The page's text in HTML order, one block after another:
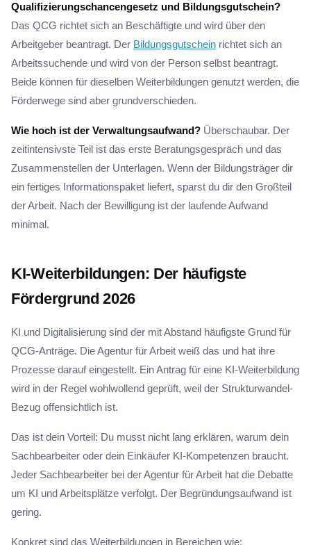
Qualifizierungschancengesetz und Bildungsgutschein?
Das QCG richtet sich an Beschäftigte und wird über den
Arbeitgeber beantragt. Der Bildungsgutschein richtet sich an
Arbeitssuchende und wird von der Person selbst beantragt.
Beide können für dieselben Weiterbildungen genutzt werden, die
Förderwege sind aber grundverschieden.
Wie hoch ist der Verwaltungsaufwand? Überschaubar. Der
zeitintensivste Teil ist das erste Beratungsgespräch und das
Zusammenstellen der Unterlagen. Wenn der Bildungsträger dir
ein fertiges Informationspaket liefert, sparst du dir den Großteil
der Arbeit. Nach der Bewilligung ist der laufende Aufwand
minimal.
KI-Weiterbildungen: Der häufigste
Fördergrund 2026
KI und Digitalisierung sind der mit Abstand häufigste Grund für
QCG-Anträge. Die Agentur für Arbeit weiß das und hat ihre
Prozesse darauf eingestellt. Ein Antrag für eine KI-Weiterbildung
wird in der Regel wohlwollend geprüft, weil der Strukturwandel-
Bezug offensichtlich ist.
Das ist dein Vorteil: Du musst nicht lang erklären, warum dein
Sachbearbeiter oder dein Einkäufer KI-Kompetenzen braucht.
Jeder Sachbearbeiter bei der Agentur für Arbeit hat die Debatte
um KI und Arbeitsplätze verfolgt. Der Begründungsaufwand ist
gering.
Konkret sind das Weiterbildungen in Bereichen wie: